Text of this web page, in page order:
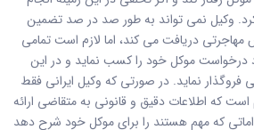
وکیل نمی تواند به طور صد در صد تضمین
دریافت می کند، اما لازم است تمامی
درخواست موکل خود را کسب نماید و در این
فروگذار نماید. در صورتی که وکیل ایرانی فقط
که اطلاعات دقیق و قانونی به متقاضی ارائه
که مهم هستند را برای موکل خود شرح دهد